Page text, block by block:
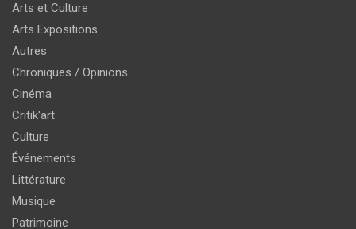
Arts et Culture
Arts Expositions
Autres
Chroniques / Opinions
Cinéma
Critik'art
Culture
Événements
Littérature
Musique
Patrimoine